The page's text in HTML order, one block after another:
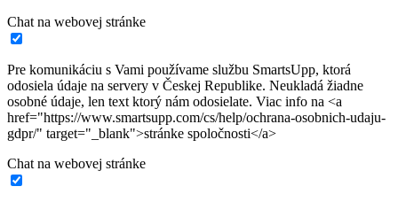
Chat na webovej stránke
Pre komunikáciu s Vami používame službu SmartsUpp, ktorá
odosiela údaje na servery v Českej Republike. Neukladá žiadne
osobné údaje, len text ktorý nám odosielate. Viac info na <a
href="https://www.smartsupp.com/cs/help/ochrana-osobnich-udaju-
gdpr/" target="_blank">stránke spoločnosti</a>
Chat na webovej stránke